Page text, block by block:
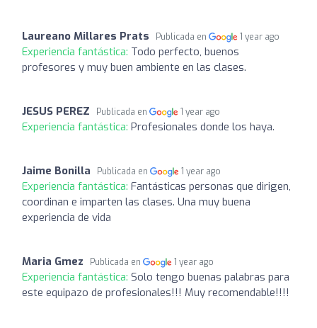
Laureano Millares Prats Publicada en 1 year ago
Experiencia fantástica: Todo perfecto, buenos
profesores y muy buen ambiente en las clases.
JESUS PEREZ Publicada en 1 year ago
Experiencia fantástica: Profesionales donde los haya.
Jaime Bonilla Publicada en 1 year ago
Experiencia fantástica: Fantásticas personas que dirigen,
coordinan e imparten las clases. Una muy buena
experiencia de vida
Maria Gmez Publicada en 1 year ago
Experiencia fantástica: Solo tengo buenas palabras para
este equipazo de profesionales!!! Muy recomendable!!!!